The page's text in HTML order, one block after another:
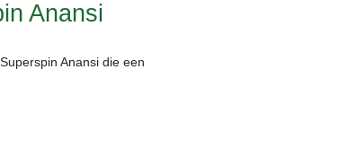
Anansi
Anansi die een